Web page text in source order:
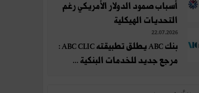
أسباب صمود الدولار الأمريكي رغم
التحديات الهيكلية
22.07.2026
بنك ABC يطلق تطبيقته ABC CLIC :
مرجع جديد للخدمات البنكية ...